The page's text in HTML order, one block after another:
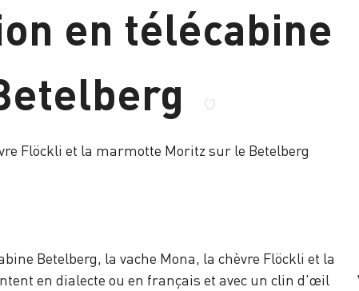
en télécabine
Flöckli et la marmotte Moritz sur le Betelberg
Betelberg, la vache Mona, la chèvre Flöckli et la
en dialecte ou en français et avec un clin d'œil